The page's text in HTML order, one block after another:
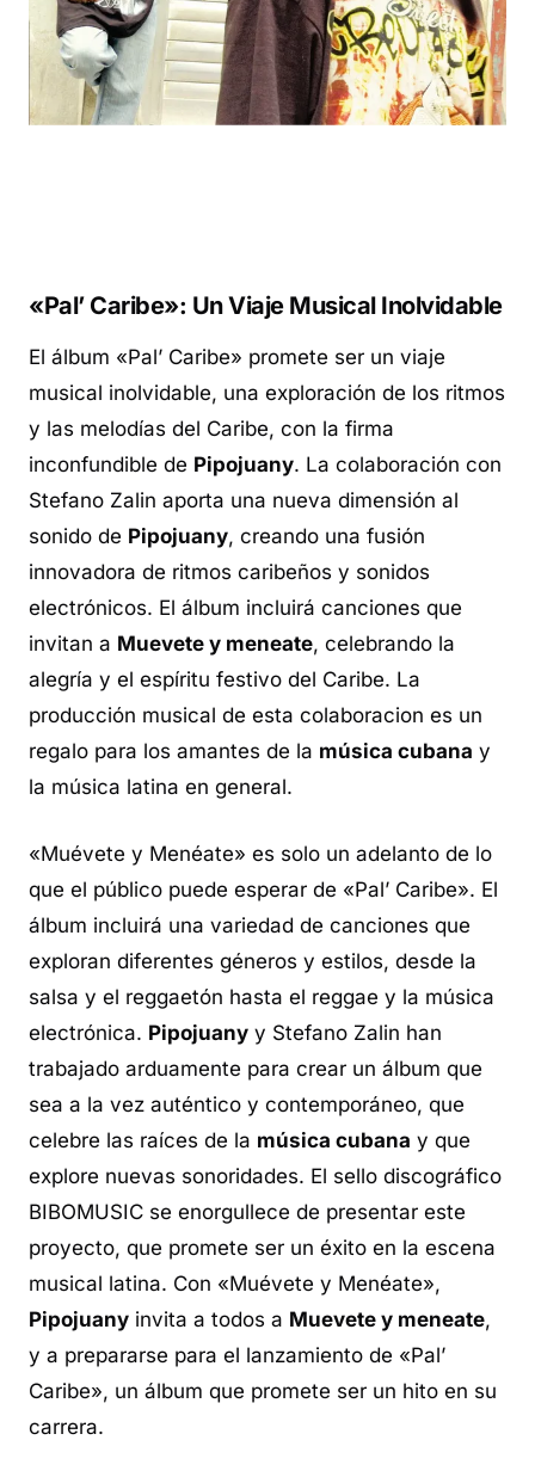
«Pal’ Caribe»: Un Viaje Musical Inolvidable
El álbum «Pal’ Caribe» promete ser un viaje
musical inolvidable, una exploración de los ritmos
y las melodías del Caribe, con la firma
inconfundible de Pipojuany. La colaboración con
Stefano Zalin aporta una nueva dimensión al
sonido de Pipojuany, creando una fusión
innovadora de ritmos caribeños y sonidos
electrónicos. El álbum incluirá canciones que
invitan a Muevete y meneate, celebrando la
alegría y el espíritu festivo del Caribe. La
producción musical de esta colaboracion es un
regalo para los amantes de la música cubana y
la música latina en general.
«Muévete y Menéate» es solo un adelanto de lo
que el público puede esperar de «Pal’ Caribe». El
álbum incluirá una variedad de canciones que
exploran diferentes géneros y estilos, desde la
salsa y el reggaetón hasta el reggae y la música
electrónica. Pipojuany y Stefano Zalin han
trabajado arduamente para crear un álbum que
sea a la vez auténtico y contemporáneo, que
celebre las raíces de la música cubana y que
explore nuevas sonoridades. El sello discográfico
BIBOMUSIC se enorgullece de presentar este
proyecto, que promete ser un éxito en la escena
musical latina. Con «Muévete y Menéate»,
Pipojuany invita a todos a Muevete y meneate,
y a prepararse para el lanzamiento de «Pal’
Caribe», un álbum que promete ser un hito en su
carrera.